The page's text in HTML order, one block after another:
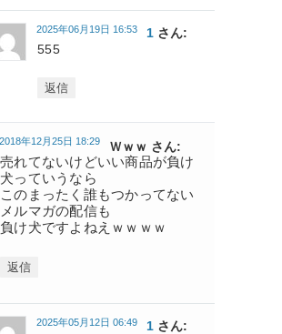
1 さん:
2025年06月19日 16:53
555
返信
Ｗｗｗ さん:
2018年12月25日 18:29
売れてないけどいい商品が負け
犬っていうなら
このまったく誰もつかってない
メルマガの配信も
負け犬ですよねえｗｗｗｗ
返信
1 さん:
2025年05月12日 06:49